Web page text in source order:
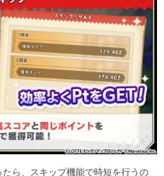
ら、スキップ機能で時短を行うの